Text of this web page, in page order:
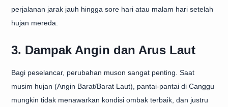
perjalanan jarak jauh hingga sore hari atau malam hari setelah
hujan mereda.
3. Dampak Angin dan Arus Laut
Bagi peselancar, perubahan muson sangat penting. Saat
musim hujan (Angin Barat/Barat Laut), pantai-pantai di Canggu
mungkin tidak menawarkan kondisi ombak terbaik, dan justru